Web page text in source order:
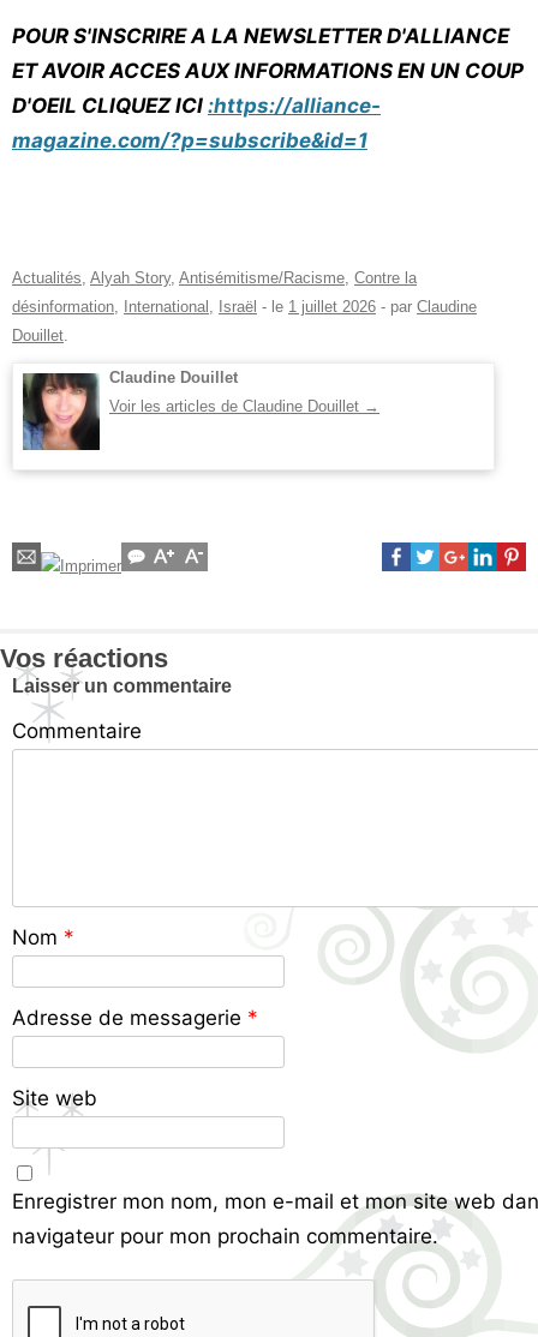
POUR S'INSCRIRE A LA NEWSLETTER D'ALLIANCE
ET AVOIR ACCES AUX INFORMATIONS EN UN COUP
D'OEIL CLIQUEZ ICI :https://alliance-
magazine.com/?p=subscribe&id=1
Actualités Alyah Story, Antisémitisme/Racisme Contre la
désinformation
International Israël - le 1 juillet 2026 - par Claudine
Douillet
Claudine Douillet
Voir les articles de Claudine Douillet →
Vos réactions
Laisser un commentaire
Commentaire
Nom *
Adresse de messagerie *
Site web
Enregistrer mon nom, mon e-mail et mon site web
navigateur pour mon prochain commentaire.